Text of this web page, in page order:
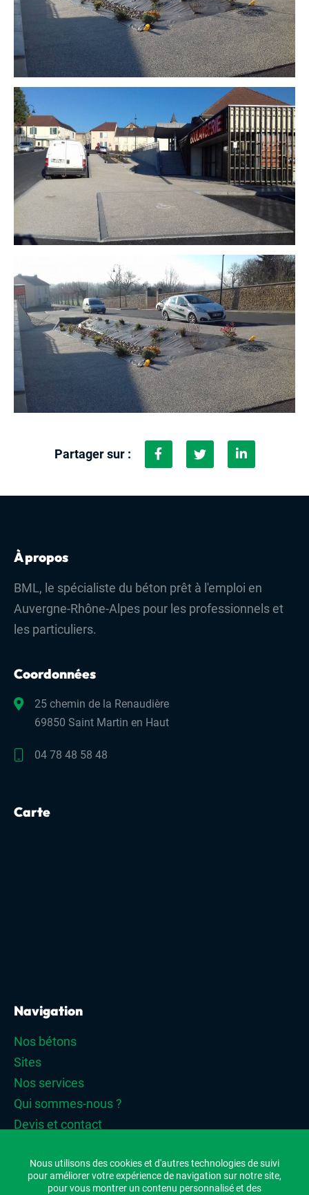
Partager sur :
À propos
BML, le spécialiste du béton prêt à l'emploi en
Auvergne-Rhône-Alpes pour les professionnels et
les particuliers.
Coordonnées
25 chemin de la Renaudière
69850 Saint Martin en Haut
04 78 48 58 48
Carte
Navigation
Nos bétons
Sites
Nos services
Qui sommes-nous ?
Devis et contact
Nos sites
Nos bétons
Nos prestations et services
04 78 48 58 48
Dématérialisation
Recrutement
Devis & contact
Nous utilisons des cookies et d'autres technologies de suivi
pour améliorer votre expérience de navigation sur notre site,
pour vous montrer un contenu personnalisé et des